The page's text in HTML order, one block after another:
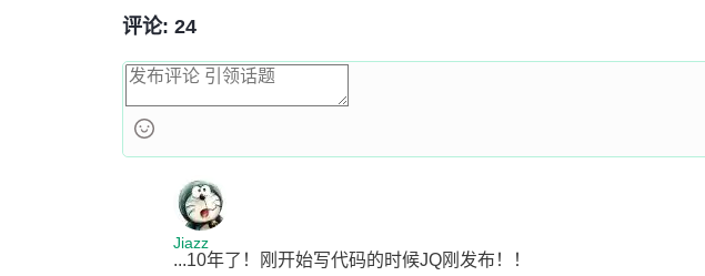
评论: 24
Jiazz
...10年了！刚开始写代码的时候JQ刚发布！！